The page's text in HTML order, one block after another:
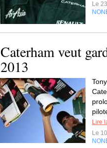
Le
Caterham veut
2013
Lire
Le